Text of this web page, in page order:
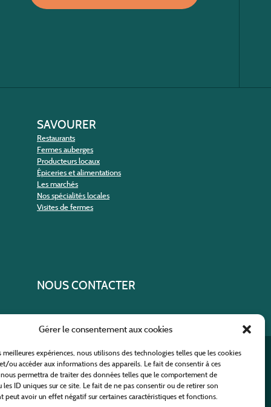
Gérer le consentement aux cookies
expériences, nous utilisons des technologies telles que les cookies
ou accéder aux informations des appareils. Le fait de consentir à ces
permettra de traiter des données telles que le comportement de
ID uniques sur ce site. Le fait de ne pas consentir ou de retirer son
peut avoir un effet négatif sur certaines caractéristiques et fonctions.
SAVOURER
Restaurants
Fermes auberges
Producteurs locaux
Épiceries et alimentations
Les marchés
Nos spécialités locales
Visites de fermes
NOUS CONTACTER